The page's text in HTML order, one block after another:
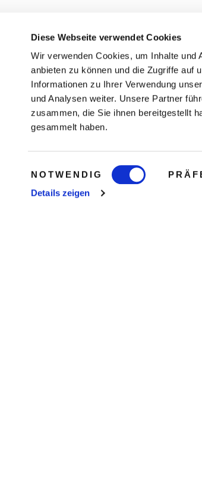
Diese Webseite verwendet Cookies
Wir verwenden Cookies, um Inhalte und
anbieten zu können und die Zugriffe auf
Informationen zu Ihrer Verwendung
und Analysen weiter. Unsere Partner
zusammen, die Sie ihnen bereitgestellt
gesammelt haben.
Einwilligungsauswahl
NOTWENDIG
Details zeigen